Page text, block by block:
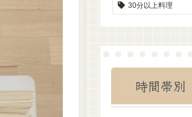
30分以上料理
時間帯別